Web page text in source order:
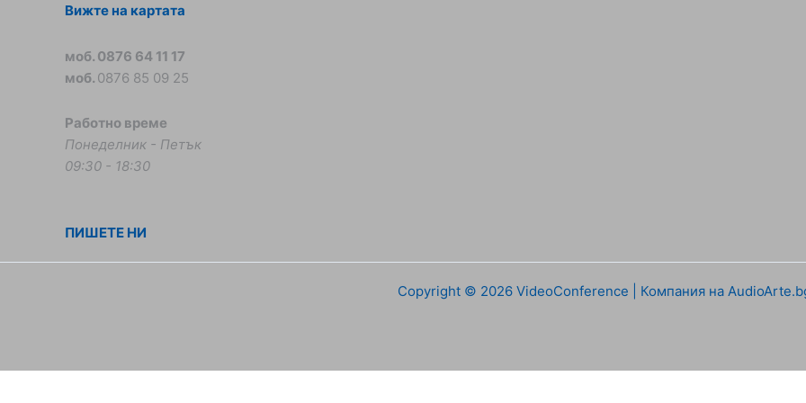
Вижте на картата
моб. 0876 64 11 17
моб. 0876 85 09 25
Работно време
Понеделник - Петък
09:30 - 18:30
ПИШЕТЕ НИ
Copyright © 2026 VideoConference | Компания на